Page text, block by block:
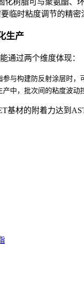
化树脂可与聚氨酯、
临时粘度调节的精密
生产
通过两个维度体现：
参与构建防反射涂层时，
产中，批次间的粘度波动
基材的附着力达到